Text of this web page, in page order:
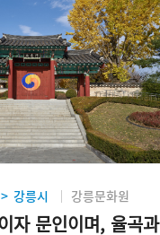
> 강릉시 강릉문화원
자 문인이며, 율곡과